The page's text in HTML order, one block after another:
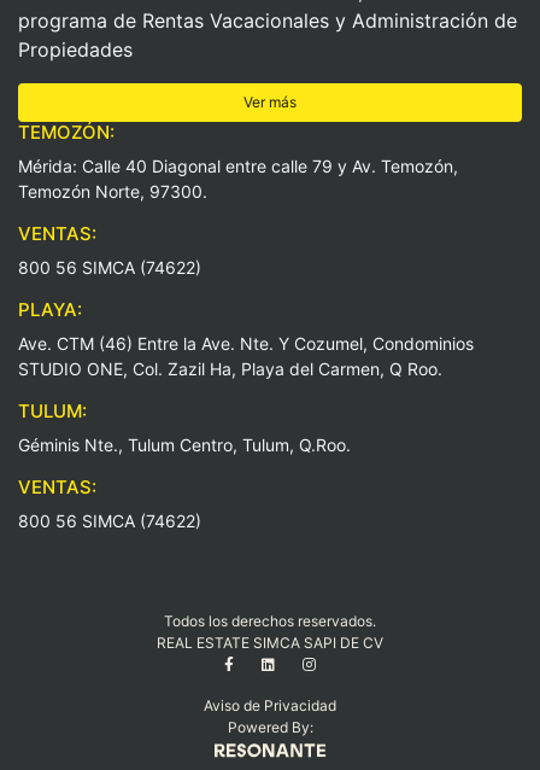
programa de Rentas Vacacionales y Administración de
Propiedades
Ver más
TEMOZÓN:
Mérida: Calle 40 Diagonal entre calle 79 y Av. Temozón,
Temozón Norte, 97300.
VENTAS:
800 56 SIMCA (74622)
PLAYA:
Ave. CTM (46) Entre la Ave. Nte. Y Cozumel, Condominios
STUDIO ONE, Col. Zazil Ha, Playa del Carmen, Q Roo.
TULUM:
Géminis Nte., Tulum Centro, Tulum, Q.Roo.
VENTAS:
800 56 SIMCA (74622)
Todos los derechos reservados.
REAL ESTATE SIMCA SAPI DE CV
Aviso de Privacidad
Powered By: